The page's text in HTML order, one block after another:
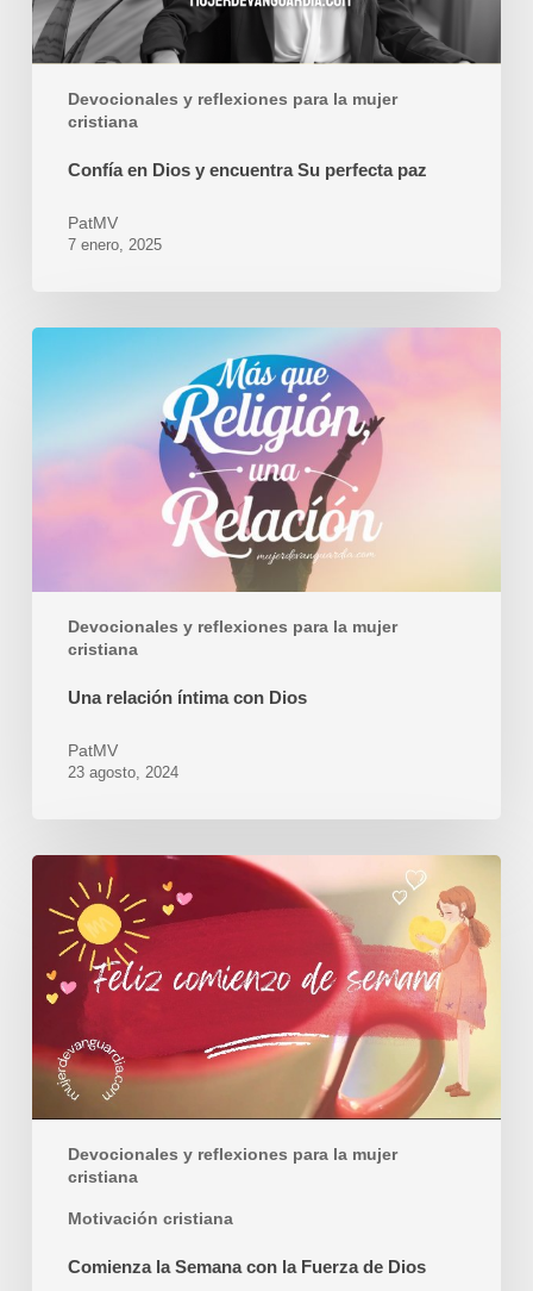
Devocionales y reflexiones para la mujer
cristiana
perfecta
paz
Confía en Dios y encuentra Su perfecta paz
PatMV
7 enero, 2025
Devocionales y reflexiones para la mujer
cristiana
Una relación íntima con Dios
PatMV
23 agosto, 2024
Devocionales y reflexiones para la mujer
cristiana
Motivación cristiana
Semana
con
Fuerza
de
Comienza la Semana con la Fuerza de Dios